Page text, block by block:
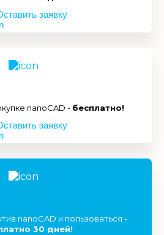
заявку
nanoCAD - бесплатно!
заявку
nanoCAD и пользоваться -
30 дней!